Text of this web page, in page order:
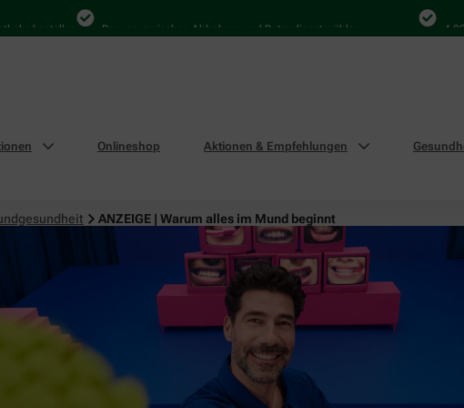
Bequem zwischen Abholung und Botendienst wählen 4.000
Onlineshop Aktionen & Empfehlungen
ANZEIGE | Warum alles im Mund beginnt